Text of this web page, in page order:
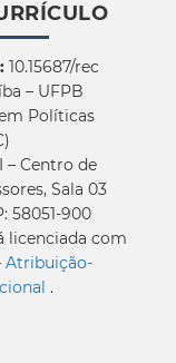
10.15687/rec
– UFPB
Políticas
– Centro de
Sala 03
58051-900
licenciada com
Atribuição-
.